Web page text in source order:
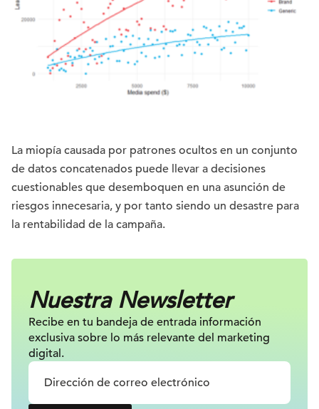
La miopía causada por patrones ocultos en un conjunto
de datos concatenados puede llevar a decisiones
cuestionables que desemboquen en una asunción de
riesgos innecesaria, y por tanto siendo un desastre para
la rentabilidad de la campaña.
Nuestra Newsletter
Recibe en tu bandeja de entrada información
exclusiva sobre lo más relevante del marketing
digital.